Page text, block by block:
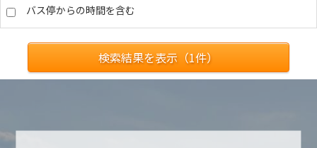
バス停からの時間を含む
検索結果を表示（1件）